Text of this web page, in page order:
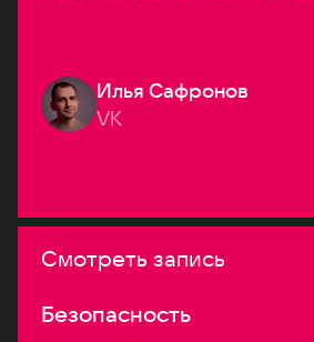
Илья Сафронов
VK
Смотреть запись
Безопасность